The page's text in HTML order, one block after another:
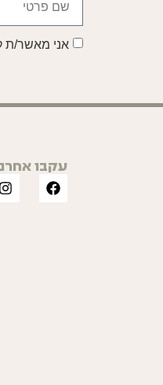
אני מאשר/ת
עקבו